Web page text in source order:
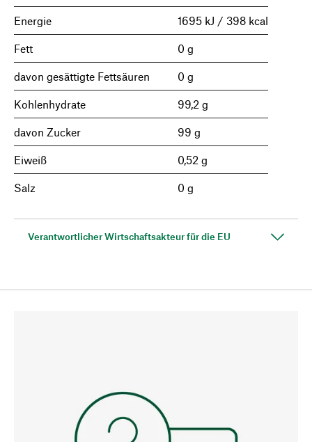
Energie 1695 kJ / 398 kcal
Fett 0 g
davon gesättigte Fettsäuren 0 g
Kohlenhydrate 99,2 g
davon Zucker 99 g
Eiweiß 0,52 g
Salz 0 g
Verantwortlicher Wirtschaftsakteur für die EU